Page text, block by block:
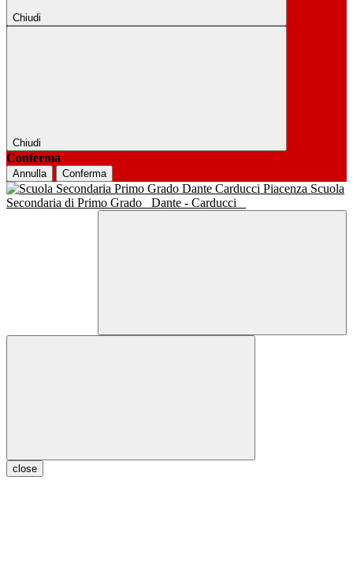
Chiudi
Chiudi
Conferma
Annulla Conferma
Scuola
Secondaria di Primo Grado
Dante - Carducci
close